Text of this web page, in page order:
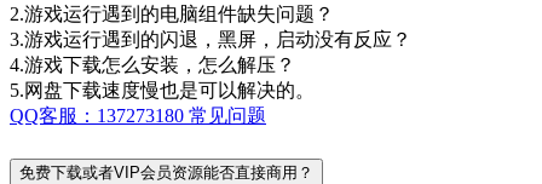
2.游戏运行遇到的电脑组件缺失问题？
3.游戏运行遇到的闪退，黑屏，启动没有反应？
4.游戏下载怎么安装，怎么解压？
5.网盘下载速度慢也是可以解决的。
QQ客服：137273180 常见问题
免费下载或者VIP会员资源能否直接商用？